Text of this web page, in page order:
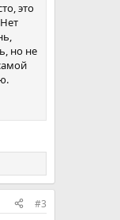
это
но не
#3